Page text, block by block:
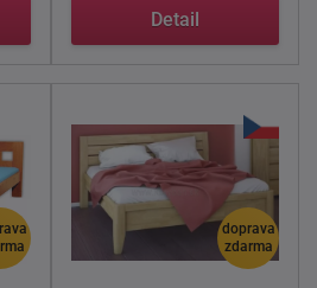
Detail
doprava
zdarma